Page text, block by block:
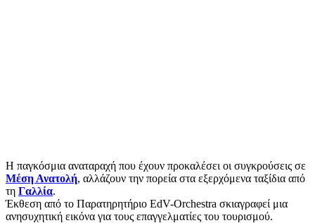
Η παγκόσμια αναταραχή που έχουν προκαλέσει οι συγκρούσεις σε
Μέση Ανατολή, αλλάζουν την πορεία στα εξερχόμενα ταξίδια από
τη Γαλλία.
Έκθεση από το Παρατηρητήριο EdV-Orchestra σκιαγραφεί μια
ανησυχητική εικόνα για τους επαγγελματίες του τουρισμού.